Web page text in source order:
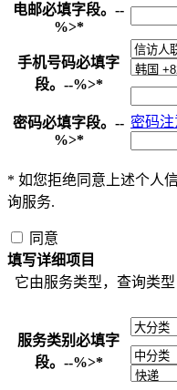
电邮必填字段。--
%>*
手机号码必填字
段。--%>*
密码必填字段。--
%>*
密码
* 如您拒绝同意上述个人
询服务.
同意
填写详细项目
它由服务类型，查询类
服务类别 必填字
段。--%>*